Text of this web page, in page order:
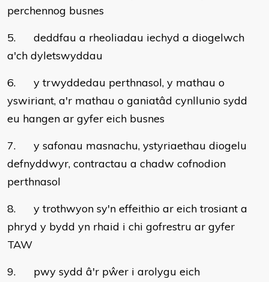
perchennog busnes
5. deddfau a rheoliadau iechyd a diogelwch
a'ch dyletswyddau
6. y trwyddedau perthnasol, y mathau o
yswiriant, a'r mathau o ganiatâd cynllunio sydd
eu hangen ar gyfer eich busnes
7. y safonau masnachu, ystyriaethau diogelu
defnyddwyr, contractau a chadw cofnodion
perthnasol
8. y trothwyon sy'n effeithio ar eich trosiant a
phryd y bydd yn rhaid i chi gofrestru ar gyfer
TAW
9. pwy sydd â'r pŵer i arolygu eich